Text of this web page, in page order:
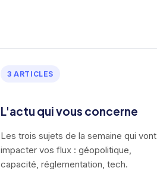
3 ARTICLES
L'actu qui vous concerne
Les trois sujets de la semaine qui vont
impacter vos flux : géopolitique,
capacité, réglementation, tech.